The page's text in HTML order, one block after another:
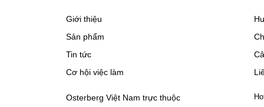
Giới thiệu
Sản phẩm
Tin tức
Cơ hội việc làm
Osterberg Việt Nam trực thuộc